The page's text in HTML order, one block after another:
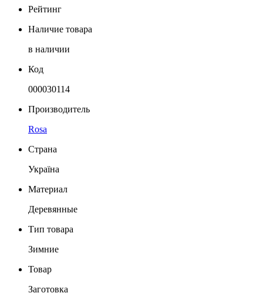
Рейтинг
Наличие товара
в наличии
Код
000030114
Производитель
Rosa
Страна
Україна
Материал
Деревянные
Тип товара
Зимние
Товар
Заготовка